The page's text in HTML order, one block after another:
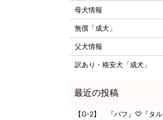
母犬情報
無償「成犬」
父犬情報
訳あり・格安犬「成犬」
【G-2】 『パフ』♡『タル